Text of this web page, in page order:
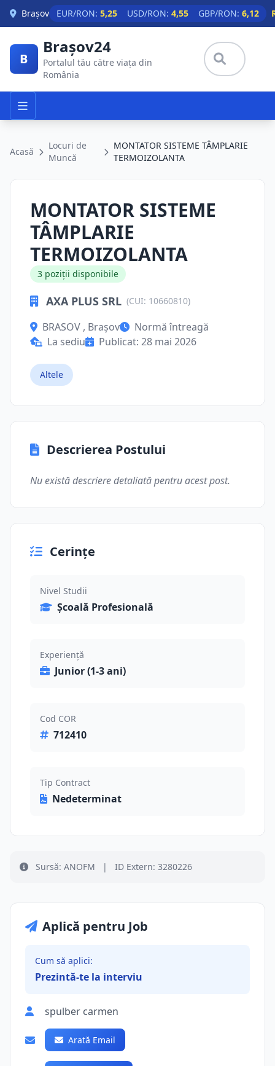
Skip to main content
Brașov EUR/RON: 5,25 USD/RON: 4,55 GBP/RON: 6,12
B
Brașov24
Portalul tău către viața din
România
Acasă
Locuri de
Muncă
MONTATOR SISTEME TÂMPLARIE
TERMOIZOLANTA
MONTATOR SISTEME
TÂMPLARIE
TERMOIZOLANTA
3 poziții disponibile
AXA PLUS SRL (CUI: 10660810)
BRASOV , Brașov
Normă întreagă
La sediu
Publicat: 28 mai 2026
Altele
Descrierea Postului
Nu există descriere detaliată pentru acest post.
Cerințe
Nivel Studii
Școală Profesională
Experiență
Junior (1-3 ani)
Cod COR
712410
Tip Contract
Nedeterminat
Sursă: ANOFM | ID Extern: 3280226
Aplică pentru Job
Cum să aplici:
Prezintă-te la interviu
spulber carmen
Arată Email